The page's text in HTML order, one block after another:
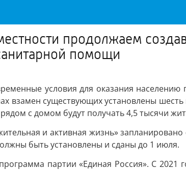
продолжаем
помощи
условия для оказания
взамен существующих установлены
с домом будут получать 4,5 тысячи
и активная жизнь»
быть установлены и сданы до 1 июля.
партии «Единая Россия». С